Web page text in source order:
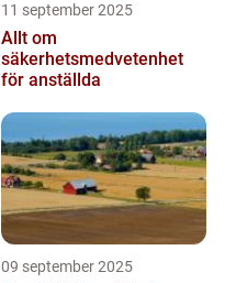
11 september 2025
Allt om
säkerhetsmedvetenhet
för anställda
09 september 2025